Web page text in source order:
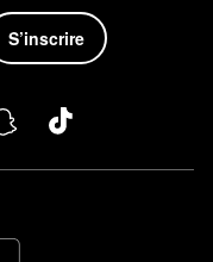
S’inscrire